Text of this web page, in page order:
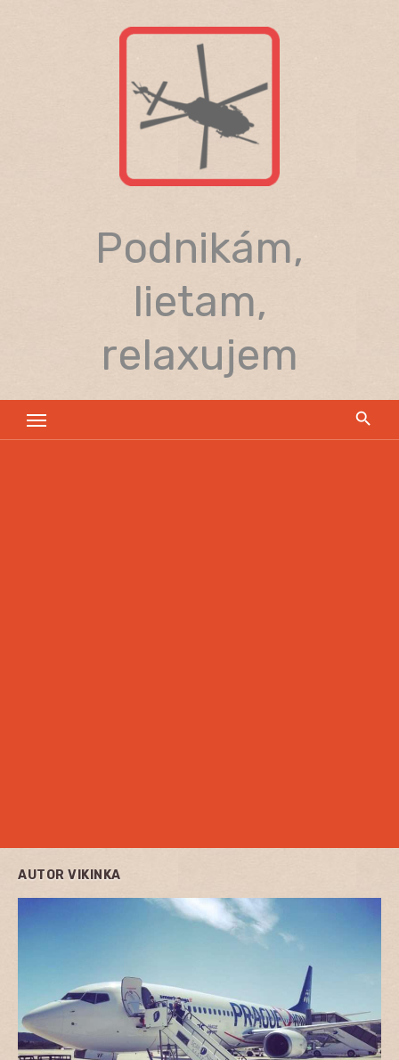
Podnikám,
lietam,
relaxujem
AUTOR VIKINKA